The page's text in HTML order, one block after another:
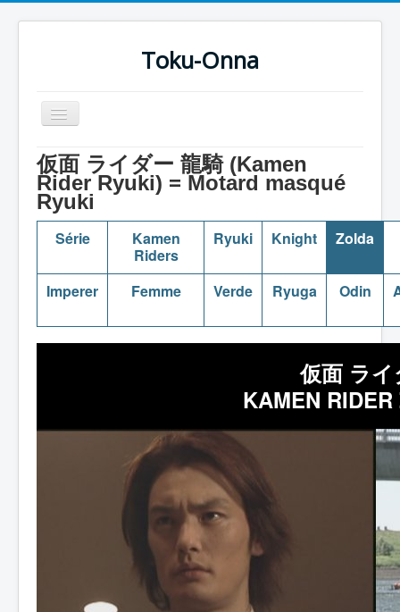
Toku-Onna
Basculer
la
Accueil
Toku-Actrices
Toku-Critiques
Séries
Films
Dessins
仮面 ライダー 龍騎 (Kamen
Rider Ryuki) = Motard masqué
Ryuki
Série
Kamen
Riders
Ryuki Knight Zolda
Imperer Femme Verde Ryuga Odin
仮面 ラ
KAMEN